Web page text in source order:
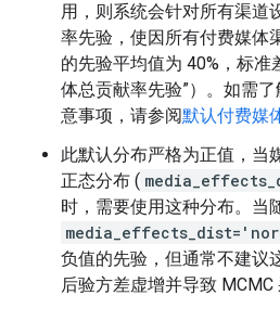
用，则系统会针对所有渠道
率先验，使因所有付费媒体
的先验平均值为 40%，标准
体总贡献率先验”）。如需
意事项，请参阅默认付费媒
此默认分布严格为正值，当
正态分布 (
时，需要使用这种分布。当
负值的先验，但通常不建议
后验方差虚增并导致 MCMC